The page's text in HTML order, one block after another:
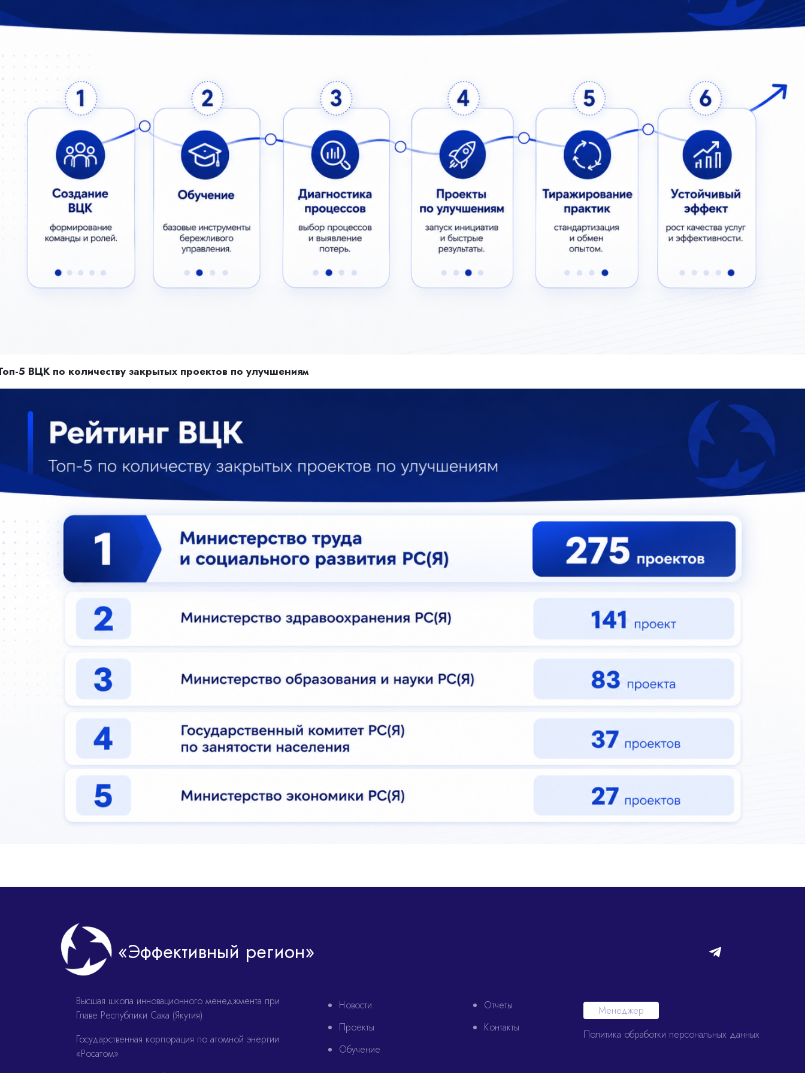
5 ВЦК по количеству закрытых проектов по улучшениям
«Эффективный регион»
Высшая школа инновационного менеджмента при
Главе Республики Саха (Якутия)
Государственная корпорация по атомной энергии
«Росатом»
Новости
Проекты
Обучение
Отчеты
Контакты
Менеджер
Политика обработки персональных данных